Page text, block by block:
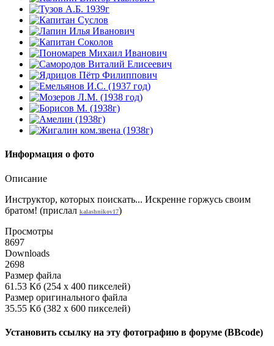
Информация о фото
Описание
Инструктор, которых поискать... Искренне горжусь своим
братом! (прислал kalashnikov17)
Просмотры
8697
Downloads
2698
Размер файла
61.53 Кб (254 x 400 пикселей)
Размер оригинального файла
35.55 Кб (382 x 600 пикселей)
Установить ссылку на эту фотографию в форуме (BBcode)